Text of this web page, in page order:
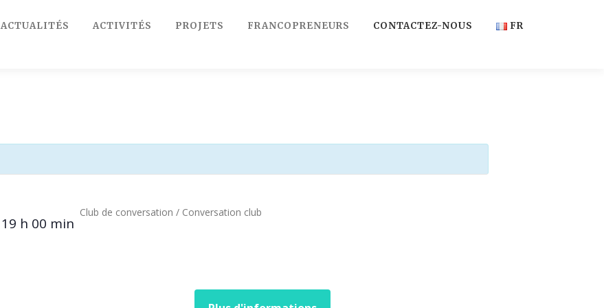
ACTUALITÉS ACTIVITÉS PROJETS FRANCOPRENEURS CONTACTEZ-NOUS FR
19 h 00 min
Club de conversation / Conversation club